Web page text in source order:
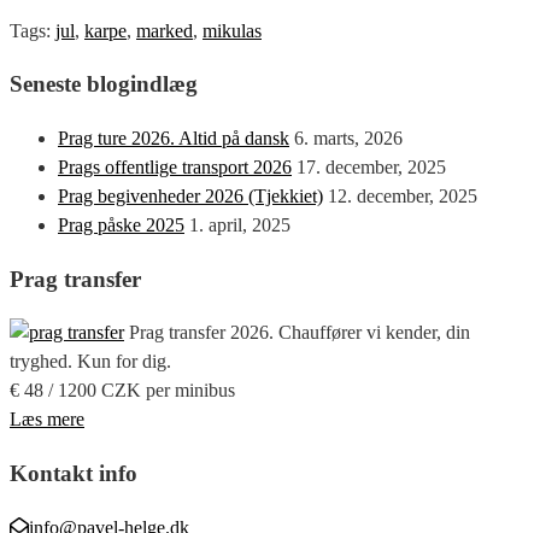
Tags: jul, karpe, marked, mikulas
Seneste blogindlæg
Prag ture 2026. Altid på dansk 6. marts, 2026
Prags offentlige transport 2026 17. december, 2025
Prag begivenheder 2026 (Tjekkiet) 12. december, 2025
Prag påske 2025 1. april, 2025
Prag transfer
Prag transfer 2026. Chauffører vi kender, din
tryghed. Kun for dig.
€ 48 / 1200 CZK per minibus
Læs mere
Kontakt info
info@pavel-helge.dk